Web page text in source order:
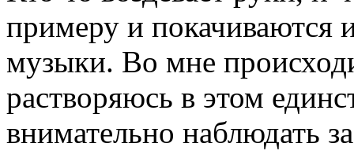
примеру и покачиваются
музыки. Во мне
растворяюсь в этом
внимательно наблюдать